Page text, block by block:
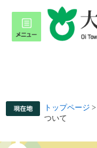
トップページ >
ついて